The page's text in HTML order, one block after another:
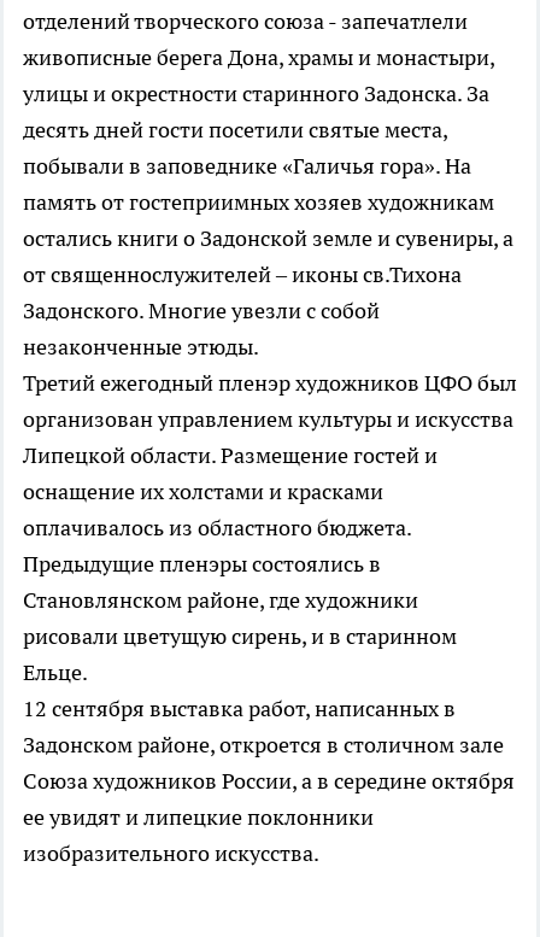
отделений творческого союза - запечатлели
живописные берега Дона, храмы и монастыри,
улицы и окрестности старинного Задонска. За
десять дней гости посетили святые места,
побывали в заповеднике «Галичья гора». На
память от гостеприимных хозяев художникам
остались книги о Задонской земле и сувениры, а
от священнослужителей – иконы св.Тихона
Задонского. Многие увезли с собой
незаконченные этюды.
Третий ежегодный пленэр художников ЦФО был
организован управлением культуры и искусства
Липецкой области. Размещение гостей и
оснащение их холстами и красками
оплачивалось из областного бюджета.
Предыдущие пленэры состоялись в
Становлянском районе, где художники
рисовали цветущую сирень, и в старинном
Ельце.
12 сентября выставка работ, написанных в
Задонском районе, откроется в столичном зале
Союза художников России, а в середине октября
ее увидят и липецкие поклонники
изобразительного искусства.